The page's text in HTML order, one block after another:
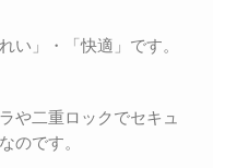
い」・「快適」です。
や二重ロックでセキュ
のです。